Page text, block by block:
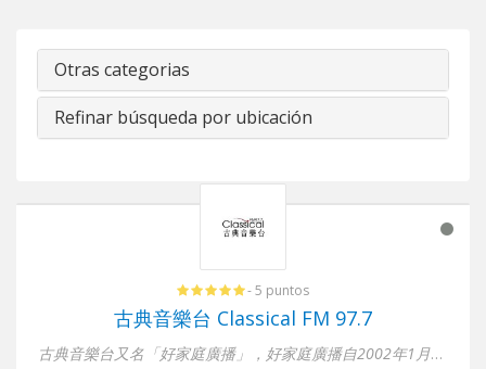
Otras categorias
Refinar búsqueda por ubicación
- 5 puntos
古典音樂台 Classical FM 97.7
古典音樂台又名「好家庭廣播」，好家庭廣播自2002年1月起重新定位，轉型為古典音樂�...